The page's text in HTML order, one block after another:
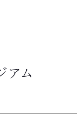
アム